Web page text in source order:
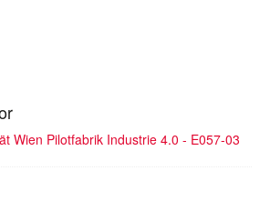
Wien Pilotfabrik Industrie 4.0 - E057-03